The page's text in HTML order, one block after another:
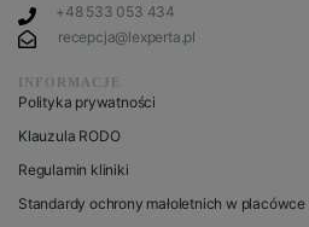
+48 533 053 434
recepcja@lexperta.pl
INFORMACJE
Polityka prywatności
Klauzula RODO
Regulamin kliniki
Standardy ochrony małoletnich w